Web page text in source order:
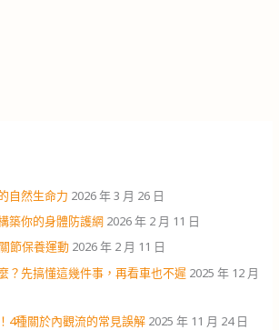
自然生命力 2026 年 3 月 26 日
築你的身體防護網 2026 年 2 月 11 日
節保養運動 2026 年 2 月 11 日
？先搞懂這幾件事，再看車也不遲 2025 年 12 月
4種關於內觀流的常見誤解 2025 年 11 月 24 日